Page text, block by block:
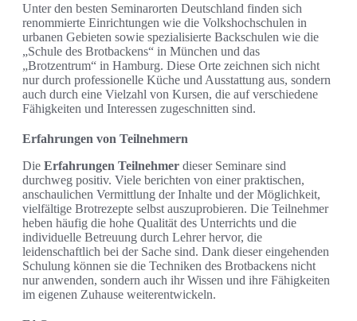
Unter den besten Seminarorten Deutschland finden sich
renommierte Einrichtungen wie die Volkshochschulen in
urbanen Gebieten sowie spezialisierte Backschulen wie die
„Schule des Brotbackens“ in München und das
„Brotzentrum“ in Hamburg. Diese Orte zeichnen sich nicht
nur durch professionelle Küche und Ausstattung aus, sondern
auch durch eine Vielzahl von Kursen, die auf verschiedene
Fähigkeiten und Interessen zugeschnitten sind.
Erfahrungen von Teilnehmern
Die Erfahrungen Teilnehmer dieser Seminare sind
durchweg positiv. Viele berichten von einer praktischen,
anschaulichen Vermittlung der Inhalte und der Möglichkeit,
vielfältige Brotrezepte selbst auszuprobieren. Die Teilnehmer
heben häufig die hohe Qualität des Unterrichts und die
individuelle Betreuung durch Lehrer hervor, die
leidenschaftlich bei der Sache sind. Dank dieser eingehenden
Schulung können sie die Techniken des Brotbackens nicht
nur anwenden, sondern auch ihr Wissen und ihre Fähigkeiten
im eigenen Zuhause weiterentwickeln.